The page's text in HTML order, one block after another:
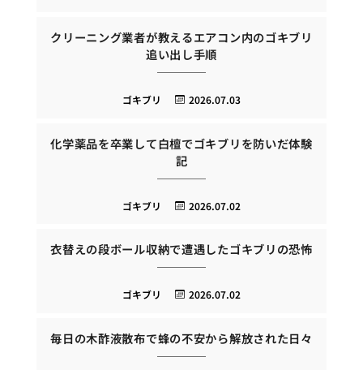
クリーニング業者が教えるエアコン内のゴキブリ
追い出し手順
2026.07.03
ゴキブリ
化学薬品を卒業して白檀でゴキブリを防いだ体験
記
2026.07.02
ゴキブリ
衣替えの段ボール収納で遭遇したゴキブリの恐怖
2026.07.02
ゴキブリ
毎日の木酢液散布で蜂の不安から解放された日々